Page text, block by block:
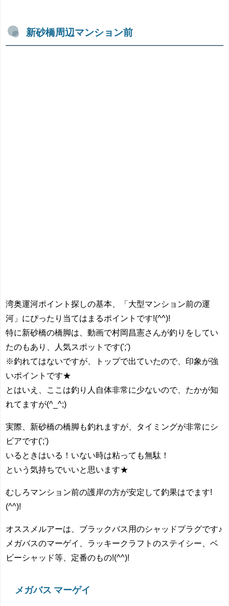
新砂橋周辺マンション前
湾奥運河ポイント探しの基本、「大型マンション前の運
河」にぴったり当てはまるポイントです!(^^)!
特に新砂橋の橋脚は、動画で村岡昌憲さんが釣りをしてい
たのもあり、人気スポットです(';')
※釣れてはないですが、トップで出ていたので、印象が強
いポイントです★
とはいえ、ここは釣り人自体非常に少ないので、たかが知
れてますが(^_^;)
実際、新砂橋の橋脚も釣れますが、タイミングが非常にシ
ビアです(';')
いるときはいる！いない時は粘っても無駄！
という気持ちでいいと思います★
むしろマンション前の護岸の方が安定して釣果はでます!
(^^)!
オススメルアーは、ブラックバス用のシャッドプラグです♪
メガバスのマーゲイ、ラッキークラフトのステイシー、ベ
ビーシャッド等、定番のもの!(^^)!
メガバス マーゲイ